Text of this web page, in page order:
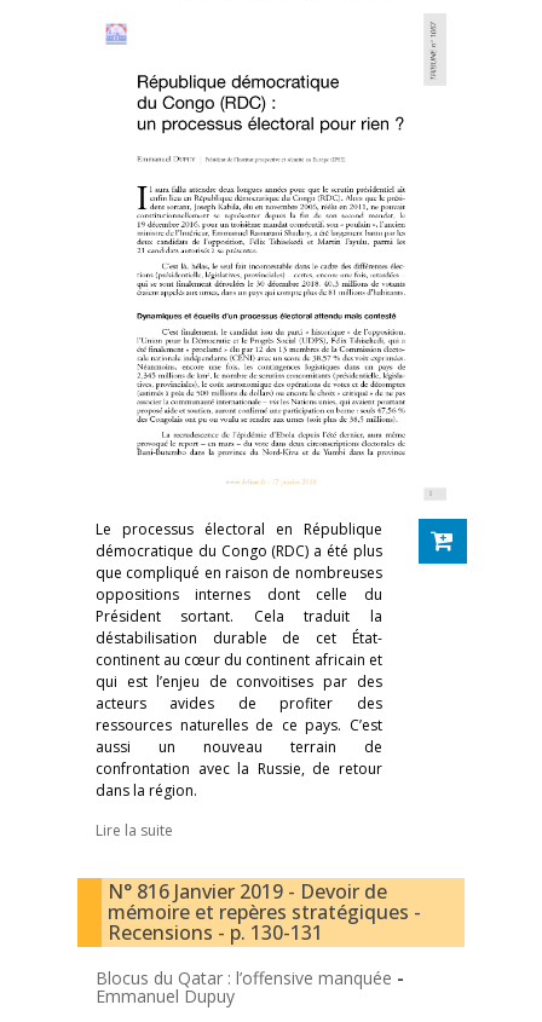
Le processus électoral en République
démocratique du Congo (RDC) a été plus
que compliqué en raison de nombreuses
oppositions internes dont celle du
Président sortant. Cela traduit la
déstabilisation durable de cet État-
continent au cœur du continent africain et
qui est l’enjeu de convoitises par des
acteurs avides de profiter des
ressources naturelles de ce pays. C’est
aussi un nouveau terrain de
confrontation avec la Russie, de retour
dans la région.
Lire la suite
N° 816 Janvier 2019 - Devoir de
mémoire et repères stratégiques -
Recensions - p. 130-131
Blocus du Qatar : l’offensive manquée -
Emmanuel Dupuy